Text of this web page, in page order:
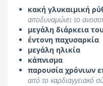
κακή γλυκαιμική
αποδυναμώνει το
μεγάλη διάρκεια
έντονη παχυσαρκία
μεγάλη ηλικία
κάπνισμα
παρουσία χρόνιων
από το καρδιαγγειακό